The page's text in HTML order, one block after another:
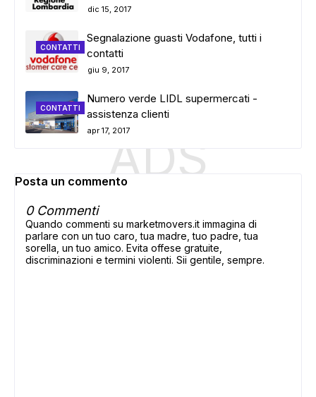
ADS
dic 15, 2017
CONTATTI
Segnalazione guasti Vodafone, tutti i
contatti
giu 9, 2017
CONTATTI
Numero verde LIDL supermercati -
assistenza clienti
apr 17, 2017
Posta un commento
0 Commenti
Quando commenti su marketmovers.it immagina di
parlare con un tuo caro, tua madre, tuo padre, tua
sorella, un tuo amico. Evita offese gratuite,
discriminazioni e termini violenti. Sii gentile, sempre.